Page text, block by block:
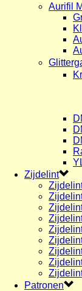
Aurifil
Zijdelint
Patronen